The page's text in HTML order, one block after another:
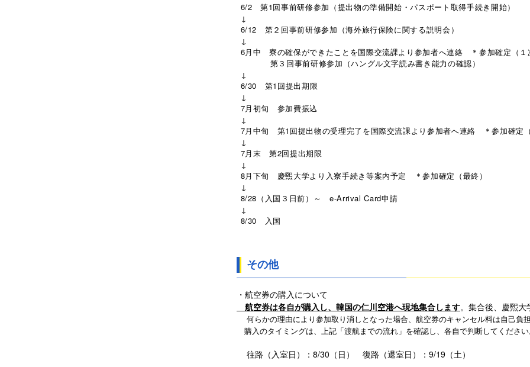
6/2 第1回事前研修参加（提出物の準備開始・パスポート取得手続き開始）
↓
6/12 第２回事前研修参加（海外旅行保険に関する説明会）
↓
6月中 寮の確保ができたことを国際交流課より参加者へ連絡 ＊参加確定（
第３回事前研修参加（ハングル文字読み書き能力の確認）
↓
6/30 第1回提出期限
↓
7月初旬 参加費振込
↓
7月中旬 第1回提出物の受理完了を国際交流課より参加者へ連絡 ＊参加確定（
↓
7月末 第2回提出期限
↓
8月下旬 慶煕大学より入寮手続き等案内予定 ＊参加確定（最終）
↓
8/28（入国３日前）～ e-Arrival Card申請
↓
8/30 入国
その他
・航空券の購入について
航空券は各自が購入し、韓国の仁川空港へ現地集合します。集合後、慶煕大
何らかの理由により参加取り消しとなった場合、航空券のキャンセル料は自己負担
購入のタイミングは、上記「渡航までの流れ」を確認し、各自で判断してください
往路（入室日）：8/30（日） 復路（退室日）：9/19（土）